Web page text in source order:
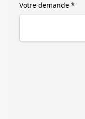
Votre demande *